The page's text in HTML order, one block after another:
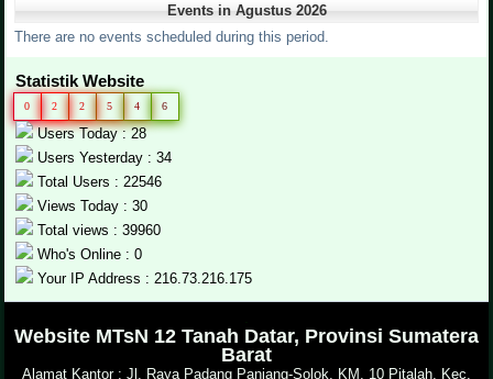
Events in Agustus 2026
There are no events scheduled during this period.
Statistik Website
0 2 2 5 4 6
Users Today : 28
Users Yesterday : 34
Total Users : 22546
Views Today : 30
Total views : 39960
Who's Online : 0
Your IP Address : 216.73.216.175
Website MTsN 12 Tanah Datar, Provinsi Sumatera
Barat
Alamat Kantor : Jl. Raya Padang Panjang-Solok, KM. 10 Pitalah, Kec.